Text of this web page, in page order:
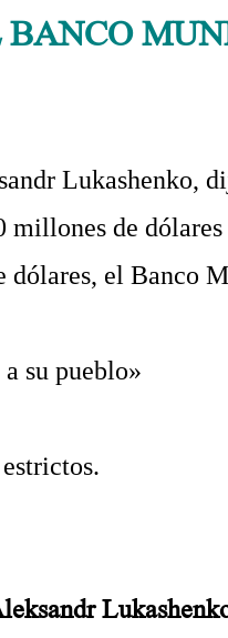
Lukashenko,
de
dólares, el Banco
su pueblo»